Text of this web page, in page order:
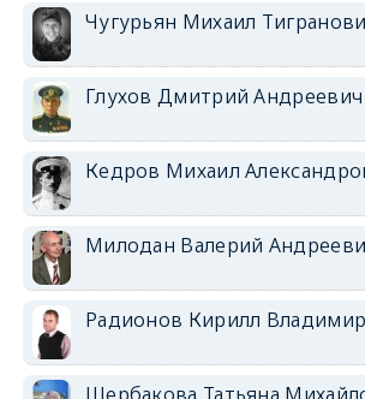
Чугурьян Михаил
Глухов Дмитрий Андреевич
Кедров Михаил
Милодан Валерий
Радионов Кирилл
Щербакова Татьяна